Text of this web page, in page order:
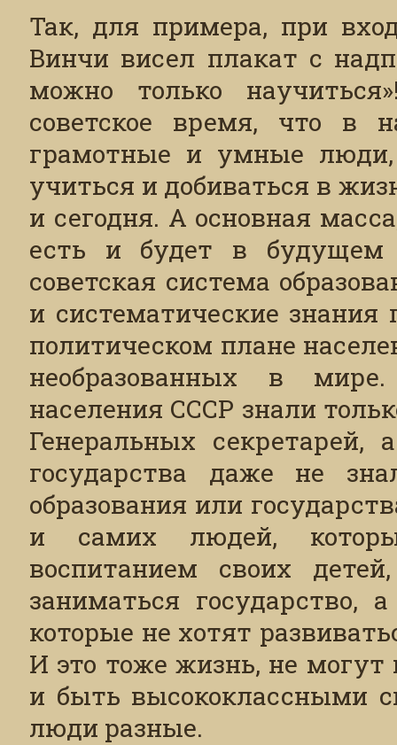
Так, для примера, при
Винчи висел плакат с
можно только
советское время, что в
грамотные и умные люди,
учиться и добиваться в
и сегодня. А основная
есть и будет в будущем
советская система
и систематические
политическом плане
необразованных в
населения СССР знали
Генеральных секретарей,
государства даже не
образования или
и самих людей,
воспитанием своих
заниматься
которые не хотят
И это тоже жизнь, не могут
и быть высококлассными
люди разные.